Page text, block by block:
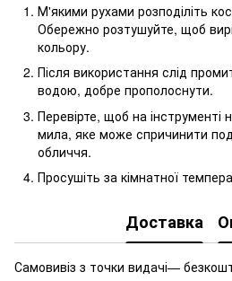
М'якими рухами розподіліть
Обережно розтушуйте, щоб
кольору.
Після використання слід
водою, добре прополоснути.
Перевірте, щоб на інструменті
мила, яке може спричинити
обличчя.
Просушіть за кімнатної
Доставка
Самовивіз з точки видачі—